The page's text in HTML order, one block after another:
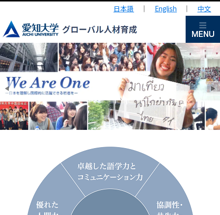
日本語 ｜ English ｜ 中文